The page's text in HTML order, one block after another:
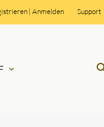
Support
| Anmelden
expand_more